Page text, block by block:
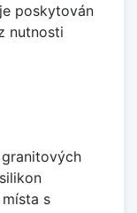
poskytován
nutnosti
s